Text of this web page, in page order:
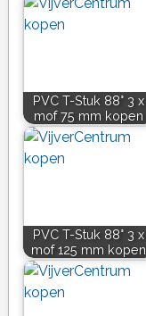
PVC T-Stuk 88° 3 x
mof 75 mm kopen
PVC T-Stuk 88° 3 x
mof 125 mm kopen